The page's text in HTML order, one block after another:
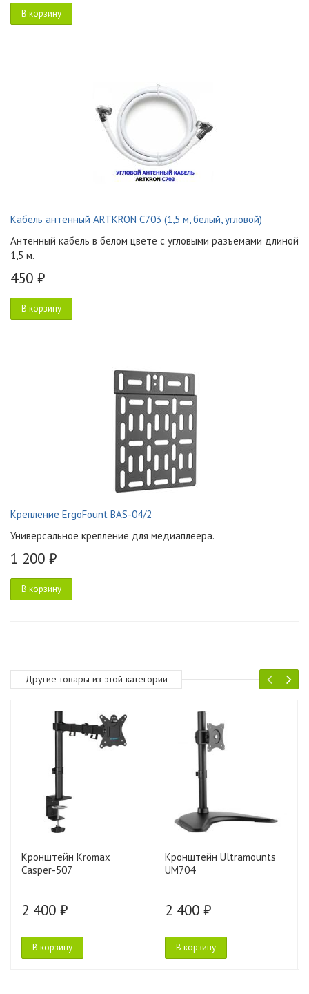
В корзину
Кабель антенный ARTKRON C703 (1,5 м, белый, угловой)
Антенный кабель в белом цвете с угловыми разъемами длиной
1,5 м.
450 ₽
В корзину
Крепление ErgoFount BAS-04/2
Универсальное крепление для медиаплеера.
1 200 ₽
В корзину
Другие товары из этой категории
Кронштейн Kromax
Casper-507
2 400 ₽
В корзину
Кронштейн Ultramounts
UM704
2 400 ₽
В корзину